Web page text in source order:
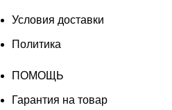
Условия доставки
Политика
ПОМОЩЬ
Гарантия на товар